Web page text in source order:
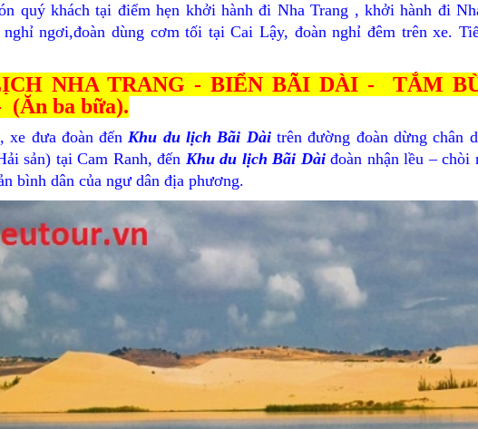
quý khách tại điểm hẹn khởi hành đi Nha Trang , khởi hành đi
nghỉ ngơi,đoàn dùng cơm tối tại Cai Lậy, đoàn nghỉ đêm trên xe.
NHA TRANG - BIỂN BÃI DÀI - TẮM
ba bữa).
xe đưa đoàn đếnKhu du lịch Bãi Dàitrên đường đoàn dừng chân
sản) tại Cam Ranh, đến Khu du lịch Bãi Dàiđoàn nhận lều – chòi
bình dân của ngư dân địa phương.